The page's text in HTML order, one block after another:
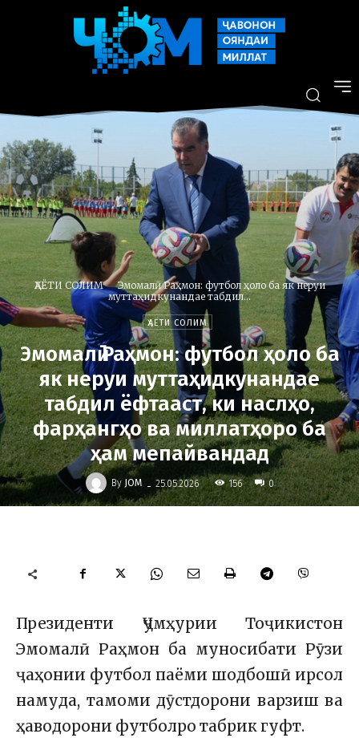
ҲАЁТИ СОЛИМ
Эмомалӣ Раҳмон: футбол ҳоло ба як неруи
муттаҳидкунандае табдил...
ҲАЁТИ СОЛИМ
Эмомалӣ Раҳмон: футбол ҳоло ба
як неруи муттаҳидкунандае
табдил ёфтааст, ки наслҳо,
фарҳангҳо ва миллатҳоро ба
ҳам мепайвандад
By JOM - 25.05.2026 156 0
Президенти Ҷумҳурии Тоҷикистон
Эмомалӣ Раҳмон ба муносибати Рӯзи
ҷаҳонии футбол паёми шодбошӣ ирсол
намуда, тамоми дӯстдорони варзиш ва
ҳаводорони футболро табрик гуфт.